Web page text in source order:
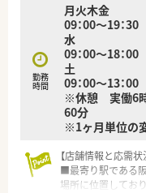
勤務
時間
月火木金
09：00～19：30
水
09：00～18：00
土
09：00～13：00
※休憩 実働6時
60分
※1ヶ月単位の
【店舗情報と応需状
■最寄り駅である
場所に位置してお